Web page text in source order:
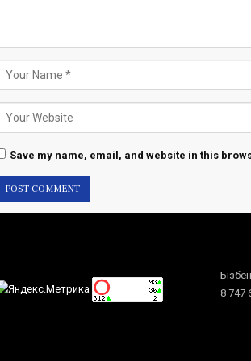
Save my name, email, and website in this
8 747